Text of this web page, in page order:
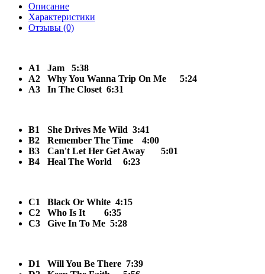
Описание
Характеристики
Отзывы (0)
A1
Jam 5:38
A2
Why You Wanna Trip On Me
5:24
A3
In The Closet 6:31
B1
She Drives Me Wild 3:41
B2
Remember The Time
4:00
B3
Can't Let Her Get Away
5:01
B4
Heal The World 6:23
C1
Black Or White 4:15
C2
Who Is It
6:35
C3
Give In To Me 5:28
D1
Will You Be There 7:39